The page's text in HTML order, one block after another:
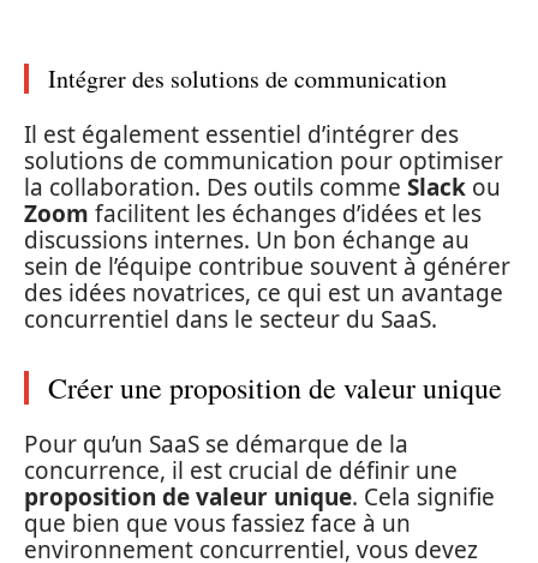
Intégrer des solutions de communication
Il est également essentiel d’intégrer des
solutions de communication pour optimiser
la collaboration. Des outils comme Slack ou
Zoom facilitent les échanges d’idées et les
discussions internes. Un bon échange au
sein de l’équipe contribue souvent à générer
des idées novatrices, ce qui est un avantage
concurrentiel dans le secteur du SaaS.
Créer une proposition de valeur unique
Pour qu’un SaaS se démarque de la
concurrence, il est crucial de définir une
proposition de valeur unique. Cela signifie
que bien que vous fassiez face à un
environnement concurrentiel, vous devez